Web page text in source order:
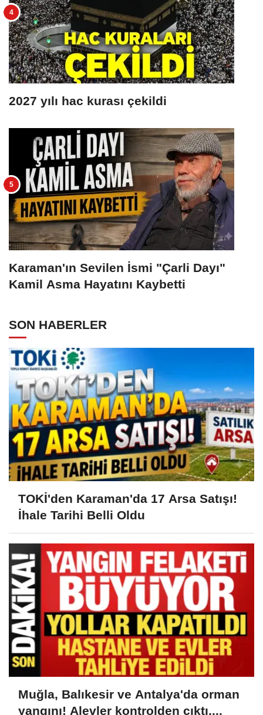
2027 yılı hac kurası çekildi
Karaman'ın Sevilen İsmi "Çarli Dayı"
Kamil Asma Hayatını Kaybetti
SON HABERLER
TOKİ'den Karaman'da 17 Arsa Satışı!
İhale Tarihi Belli Oldu
Muğla, Balıkesir ve Antalya'da orman
yangını! Alevler kontrolden çıktı,...